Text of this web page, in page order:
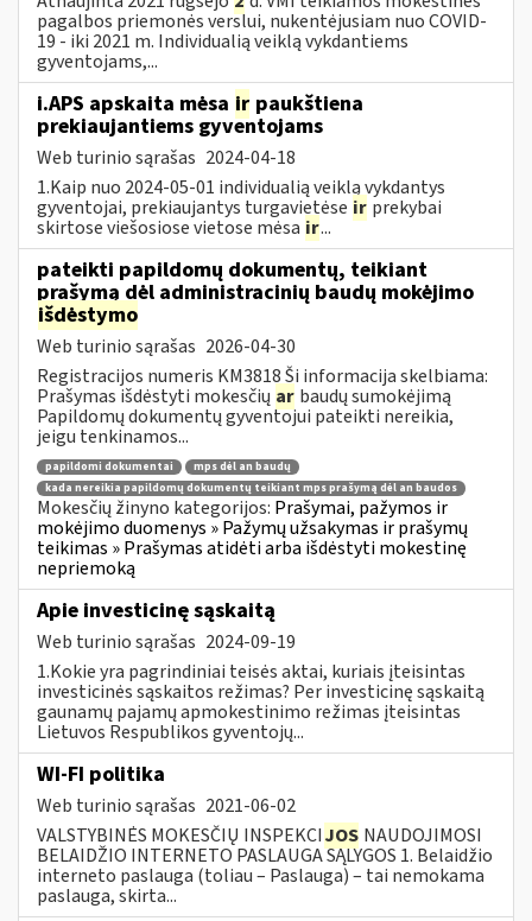
pagalbos priemonės verslui, nukentėjusiam nuo COVID-
19 - iki 2021 m. Individualią veiklą vykdantiems
gyventojams,...
i.APS apskaita mėsa ir paukštiena
prekiaujantiems gyventojams
Web turinio sąrašas 2024-04-18
1.Kaip nuo 2024-05-01 individualią veiklą vykdantys
gyventojai, prekiaujantys turgavietėse ir prekybai
skirtose viešosiose vietose mėsa ir...
pateikti papildomų dokumentų, teikiant
prašymą dėl administracinių baudų mokėjimo
išdėstymo
Web turinio sąrašas 2026-04-30
Registracijos numeris KM3818 Ši informacija skelbiama:
Prašymas išdėstyti mokesčių ar baudų sumokėjimą
Papildomų dokumentų gyventojui pateikti nereikia,
jeigu tenkinamos...
papildomi dokumentai
mps dėl an baudų
kada nereikia papildomų dokumentų teikiant mps prašymą dėl an baudos
Mokesčių žinyno kategorijos: Prašymai, pažymos ir
mokėjimo duomenys » Pažymų užsakymas ir prašymų
teikimas » Prašymas atidėti arba išdėstyti mokestinę
nepriemoką
Apie investicinę sąskaitą
Web turinio sąrašas 2024-09-19
1.Kokie yra pagrindiniai teisės aktai, kuriais įteisintas
investicinės sąskaitos režimas? Per investicinę sąskaitą
gaunamų pajamų apmokestinimo režimas įteisintas
Lietuvos Respublikos gyventojų...
WI-FI politika
Web turinio sąrašas 2021-06-02
VALSTYBINĖS MOKESČIŲ INSPEKCIJOS NAUDOJIMOSI
BELAIDŽIO INTERNETO PASLAUGA SĄLYGOS 1. Belaidžio
interneto paslauga (toliau – Paslauga) – tai nemokama
paslauga, skirta...